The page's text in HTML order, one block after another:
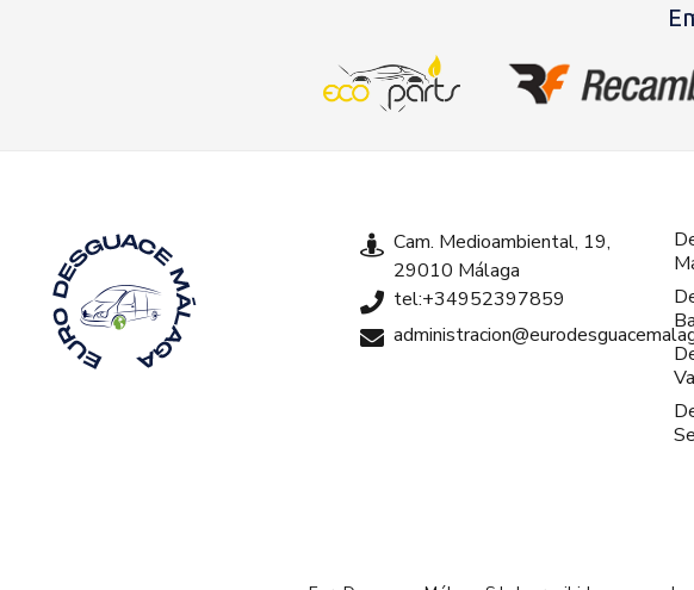
Cam. Medioambiental, 19,
29010 Málaga
tel:+34952397859